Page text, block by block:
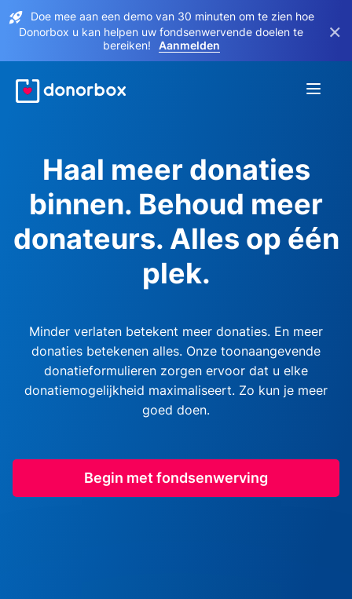
Doe mee aan een demo van 30 minuten om te zien hoe
Donorbox u kan helpen uw fondsenwervende doelen te
bereiken!
Aanmelden
×
Haal meer donaties
binnen. Behoud meer
donateurs. Alles op één
plek.
Minder verlaten betekent meer donaties. En meer
donaties betekenen alles. Onze toonaangevende
donatieformulieren zorgen ervoor dat u elke
donatiemogelijkheid maximaliseert. Zo kun je meer
goed doen.
Begin met fondsenwerving